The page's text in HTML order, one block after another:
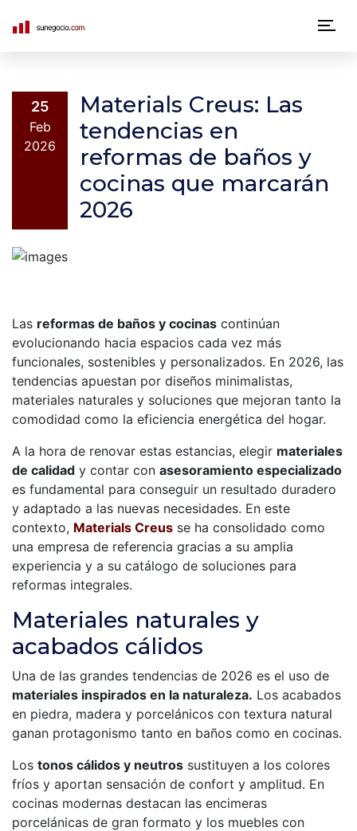
N
v
g
c
i
n
p
r
i
n
c
i
p
a
l
25
Feb
2026
Materials Creus: Las
tendencias en
reformas de baños y
cocinas que marcarán
2026
Las reformas de baños y cocinas continúan
evolucionando hacia espacios cada vez más
funcionales, sostenibles y personalizados. En 2026, las
tendencias apuestan por diseños minimalistas,
materiales naturales y soluciones que mejoran tanto la
comodidad como la eficiencia energética del hogar.
A la hora de renovar estas estancias, elegir materiales
de calidad y contar con asesoramiento especializado
es fundamental para conseguir un resultado duradero
y adaptado a las nuevas necesidades. En este
contexto, Materials Creus se ha consolidado como
una empresa de referencia gracias a su amplia
experiencia y a su catálogo de soluciones para
reformas integrales.
Materiales naturales y
acabados cálidos
Una de las grandes tendencias de 2026 es el uso de
materiales inspirados en la naturaleza. Los acabados
en piedra, madera y porcelánicos con textura natural
ganan protagonismo tanto en baños como en cocinas.
Los tonos cálidos y neutros sustituyen a los colores
fríos y aportan sensación de confort y amplitud. En
cocinas modernas destacan las encimeras
porcelánicas de gran formato y los muebles con